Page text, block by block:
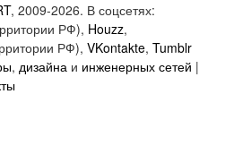
, 2009-2026. В соцсетях:
РФ), Houzz,
РФ), VKontakte, Tumblr
, дизайна и инженерных сетей |